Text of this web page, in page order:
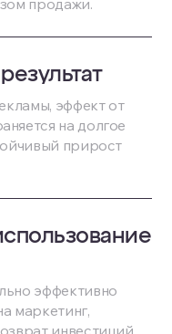
продажи.
эффект от
на долгое
прирост
эффективно
маркетинг,
инвестиций